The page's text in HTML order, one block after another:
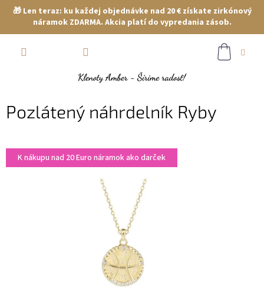
🎁 Len teraz: ku každej objednávke nad 20 € získate zirkónový
náramok ZDARMA. Akcia platí do vypredania zásob.
Pozlátený náhrdelník Ryby
K nákupu nad 20 Euro náramok ako darček